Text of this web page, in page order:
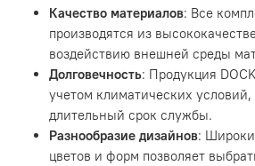
Качество материалов: Все
производятся из
воздействию внешней среды
Долговечность: Продукция
учетом климатических условий,
длительный срок службы.
Разнообразие дизайнов:
цветов и форм позволяет